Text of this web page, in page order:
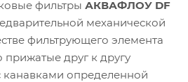
фильтры АКВАФЛОУ DF
механической
фильтрующего элемента
прижатые друг к другу
канавками определенной